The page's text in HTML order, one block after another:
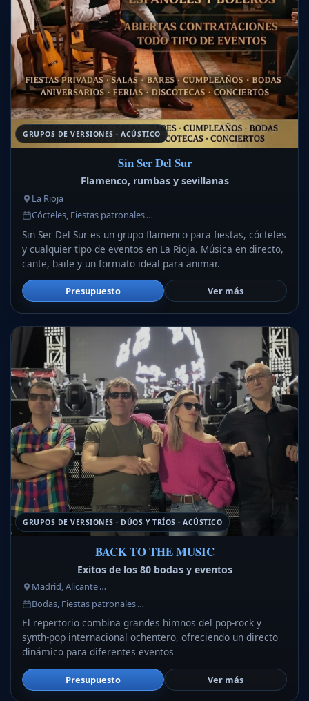
GRUPOS DE VERSIONES · ACÚSTICO
Sin Ser Del Sur
Flamenco, rumbas y sevillanas
La Rioja
Cócteles, Fiestas patronales …
Sin Ser Del Sur es un grupo flamenco para fiestas, cócteles
y cualquier tipo de eventos en La Rioja. Música en directo,
cante, baile y un formato ideal para animar.
Presupuesto Ver más
GRUPOS DE VERSIONES · DÚOS Y TRÍOS · ACÚSTICO
BACK TO THE MUSIC
Exitos de los 80 bodas y eventos
Madrid, Alicante …
Bodas, Fiestas patronales …
El repertorio combina grandes himnos del pop-rock y
synth-pop internacional ochentero, ofreciendo un directo
dinámico para diferentes eventos
Presupuesto Ver más